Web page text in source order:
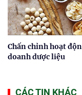
Chấn chỉnh hoạt
doanh dược liệu
CÁC TIN KHÁC